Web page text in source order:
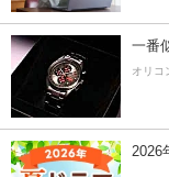
一番
オリコ
2026